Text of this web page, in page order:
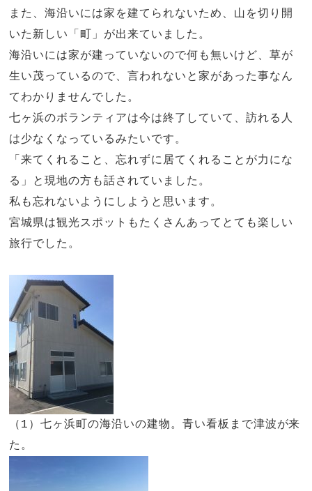
また、海沿いには家を建てられないため、山を切り開
いた新しい「町」が出来ていました。
海沿いには家が建っていないので何も無いけど、草が
生い茂っているので、言われないと家があった事なん
てわかりませんでした。
七ヶ浜のボランティアは今は終了していて、訪れる人
は少なくなっているみたいです。
「来てくれること、忘れずに居てくれることが力にな
る」と現地の方も話されていました。
私も忘れないようにしようと思います。
宮城県は観光スポットもたくさんあってとても楽しい
旅行でした。
（1）七ヶ浜町の海沿いの建物。青い看板まで津波が来
た。